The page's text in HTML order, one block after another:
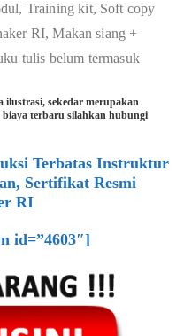
Training kit, Soft copy
RI, Makan siang +
tulis belum termasuk
sekedar merupakan
terbaru silahkan hubungi
Terbatas Instruktur
Sertifikat Resmi
RI
id=”4603″]